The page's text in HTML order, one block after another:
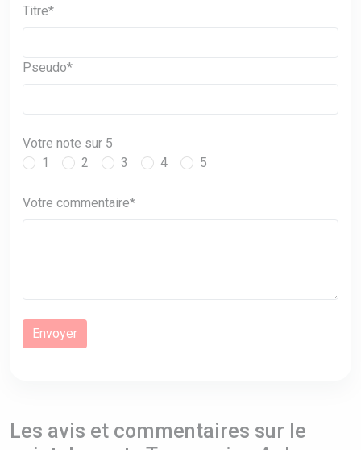
Titre*
Pseudo*
Votre note sur 5
1
2 3 4 5
Votre commentaire*
Les avis et commentaires sur le